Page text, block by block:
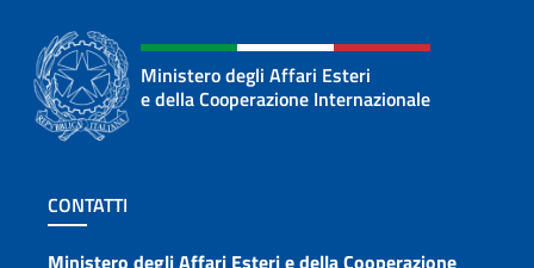
Ministero degli Affari Esteri
e della Cooperazione Internazionale
Sezione footer
CONTATTI
Ministero degli Affari Esteri e della Cooperazione